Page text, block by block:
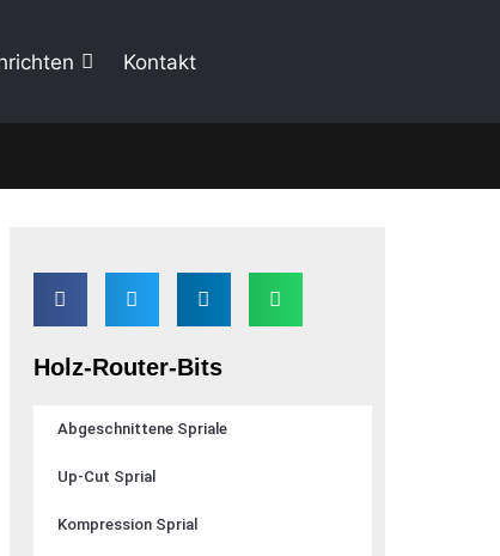
Kontakt
Holz-Router-Bits
Abgeschnittene Spriale
Up-Cut Sprial
Kompression Sprial